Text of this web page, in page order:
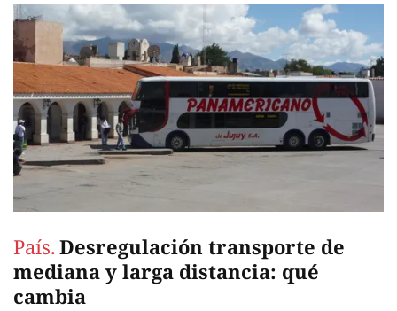
País. Desregulación transporte de
mediana y larga distancia: qué
cambia